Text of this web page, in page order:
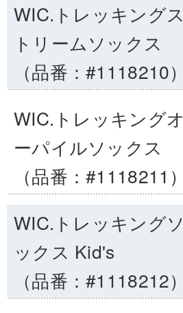
WIC.トレッキングス
トリームソックス
（品番：#1118210）
WIC.トレッキングオ
ーパイルソックス
（品番：#1118211）
WIC.トレッキングソ
ックス Kid's
（品番：#1118212）